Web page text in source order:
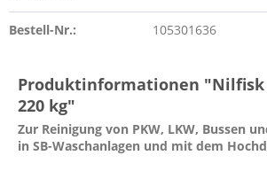
Bestell-Nr.: 105301636
Produktinformationen "Nilfisk
220 kg"
Zur Reinigung von PKW, LKW, Bussen
in SB-Waschanlagen und mit dem